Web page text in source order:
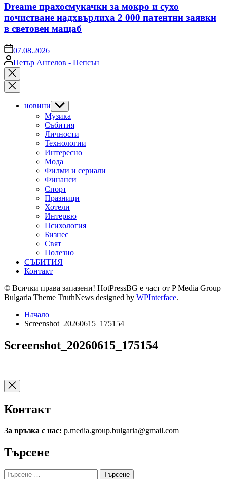
Dreame прахосмукачки за мокро и сухо
почистване надхвърлиха 2 000 патентни заявки
в световен мащаб
on07.08.2026
Posted
by
Петър Ангелов - Пепсън
Close
search
новини Show
sub
menu
Музика
Събития
Личности
Технологии
Интересно
Мода
Филми и сериали
Финанси
Спорт
Празници
Хотели
Интервю
Психология
Бизнес
Свят
Полезно
СЪБИТИЯ
Контакт
© Всички права запазени! HotPressBG е част от P Media Group
Bulgaria Theme TruthNews designed by WPInterface.
Начало
Screenshot_20260615_175154
Screenshot_20260615_175154
Контакт
За връзка с нас: p.media.group.bulgaria@gmail.com
Търсене
Търсене